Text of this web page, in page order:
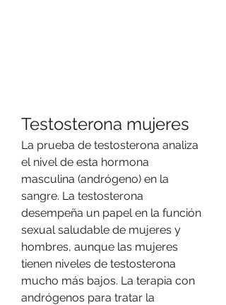
Testosterona mujeres
La prueba de testosterona analiza
el nivel de esta hormona
masculina (andrógeno) en la
sangre. La testosterona
desempeña un papel en la función
sexual saludable de mujeres y
hombres, aunque las mujeres
tienen niveles de testosterona
mucho más bajos. La terapia con
andrógenos para tratar la